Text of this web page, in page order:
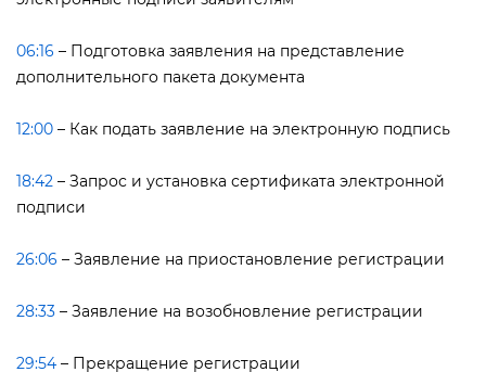
06:16 ​ – Подготовка заявления на представление
дополнительного пакета документа
12:00 ​ – Как подать заявление на электронную подпись
18:42 ​ – Запрос и установка сертификата электронной
подписи
26:06 ​ – Заявление на приостановление регистрации
28:33 ​ – Заявление на возобновление регистрации
29:54 ​ – Прекращение регистрации